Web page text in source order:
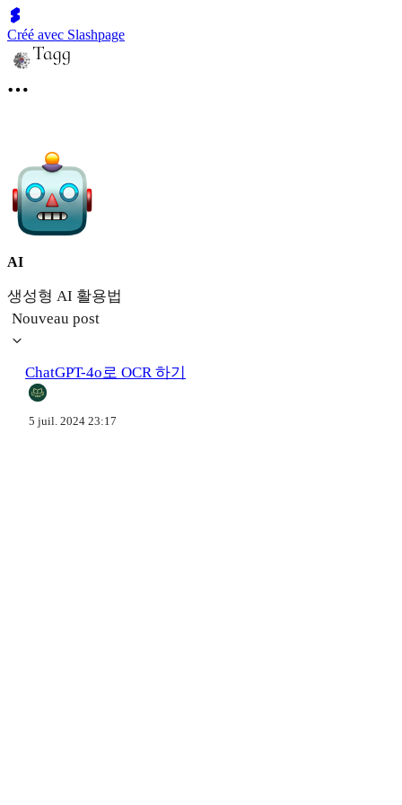
Créé avec Slashpage
AI
생성형 AI 활용법
Nouveau post
ChatGPT-4o로 OCR 하기
5 juil. 2024 23:17